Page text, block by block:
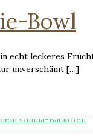
Bowl
echt leckeres
unverschämt […]